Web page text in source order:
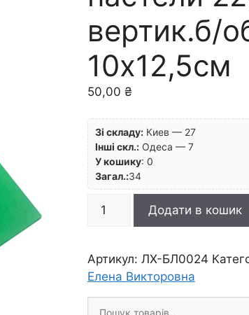
вертик.б/
10х12,5см
50,00 ₴
Зі складу: Киев — 27
Інші скл.:Одеса — 7
У кошику: 0
Загал.:34
Блокнот(спіраль)
220гр
вертик.б/
10х12,5см
Додати в кошик
Артикул: ЛХ-БЛ0024
Елена Викторовна
Шукати